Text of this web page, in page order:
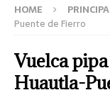
HOME
Puente de Fierro
Vuelca
Huautla-